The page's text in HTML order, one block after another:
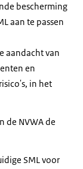
bescherming
aan te passen
aandacht van
en
in het
de NVWA de
SML voor